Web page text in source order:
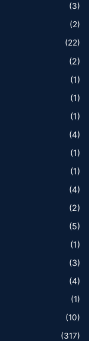
(3)
(2)
(22)
(2)
(1)
(1)
(1)
(4)
(1)
(1)
(4)
(2)
(5)
(1)
(3)
(4)
(1)
(10)
(317)